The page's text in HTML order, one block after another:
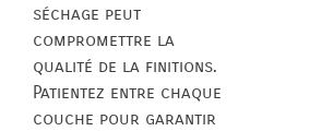
séchage peut
compromettre la
qualité de la finitions.
Patientez entre chaque
couche pour garantir